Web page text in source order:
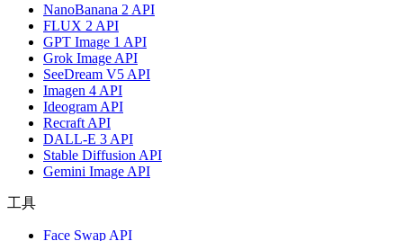
NanoBanana 2 API
FLUX 2 API
GPT Image 1 API
Grok Image API
SeeDream V5 API
Imagen 4 API
Ideogram API
Recraft API
DALL-E 3 API
Stable Diffusion API
Gemini Image API
工具
Face Swap API